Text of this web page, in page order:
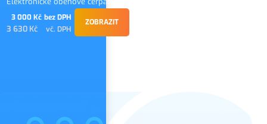
3 000 Kč bez DPH
3 630 Kč vč. DPH
ZOBRAZIT